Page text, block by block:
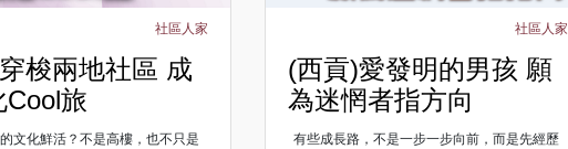
社區人家
梭兩地社區 成
旅
文化鮮活？不是高樓，也不只是
社區人家
(西貢)愛發明的男孩 願
為迷惘者指方向
有些成長路，不是一步一步向前，而是先經歷